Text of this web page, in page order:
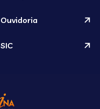
Ouvidoria
SIC